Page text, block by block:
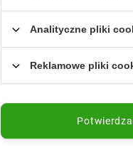
różany
11,53 zł
Analityczne pliki
Reklamowe pliki